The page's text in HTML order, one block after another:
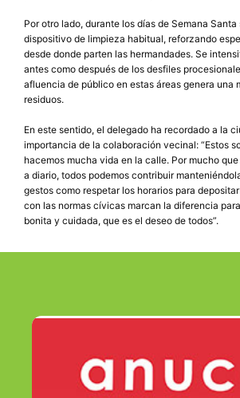
Por otro lado, durante los días de Semana Santa
dispositivo de limpieza habitual, reforzando
desde donde parten las hermandades. Se
antes como después de los desfiles
afluencia de público en estas áreas genera una
residuos.
En este sentido, el delegado ha recordado a la
importancia de la colaboración vecinal: “Estos
hacemos mucha vida en la calle. Por mucho
a diario, todos podemos contribuir
gestos como respetar los horarios para
con las normas cívicas marcan la diferencia
bonita y cuidada, que es el deseo de todos”.